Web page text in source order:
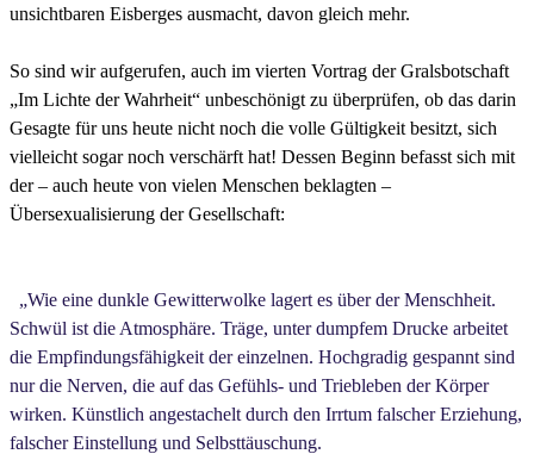
unsichtbaren Eisberges ausmacht, davon gleich mehr.
So sind wir aufgerufen, auch im vierten Vortrag der Gralsbotschaft
„Im Lichte der Wahrheit“ unbeschönigt zu überprüfen, ob das darin
Gesagte für uns heute nicht noch die volle Gültigkeit besitzt, sich
vielleicht sogar noch verschärft hat! Dessen Beginn befasst sich mit
der – auch heute von vielen Menschen beklagten –
Übersexualisierung der Gesellschaft:
„Wie eine dunkle Gewitterwolke lagert es über der Menschheit.
Schwül ist die Atmosphäre. Träge, unter dumpfem Drucke arbeitet
die Empfindungsfähigkeit der einzelnen. Hochgradig gespannt sind
nur die Nerven, die auf das Gefühls- und Triebleben der Körper
wirken. Künstlich angestachelt durch den Irrtum falscher Erziehung,
falscher Einstellung und Selbsttäuschung.